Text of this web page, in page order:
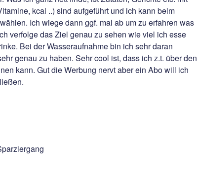
kcal ..) sind aufgeführt und ich kann beim
Ich wiege dann ggf. mal ab um zu erfahren was
verfolge das Ziel genau zu sehen wie viel ich esse
Bei der Wasseraufnahme bin ich sehr daran
genau zu haben. Sehr cool ist, dass ich z.t. über den
kann. Gut die Werbung nervt aber ein Abo will ich